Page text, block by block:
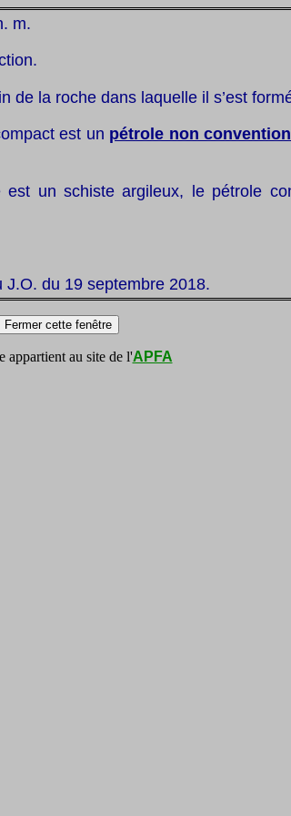
m.
de la roche dans laquelle il s’est
est un pétrole non
est un schiste argileux, le pétrole
du 19 septembre 2018.
appartient au site de l'APFA